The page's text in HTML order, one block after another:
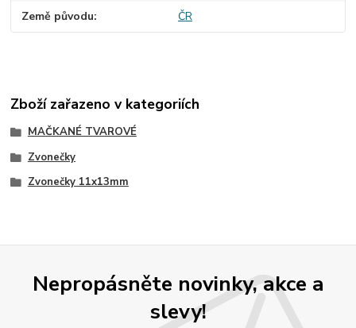
Země původu ČR
Zboží zařazeno v kategoriích
MAČKANÉ TVAROVÉ
Zvonečky
Zvonečky 11x13mm
Nepropásněte novinky, akce a
slevy!